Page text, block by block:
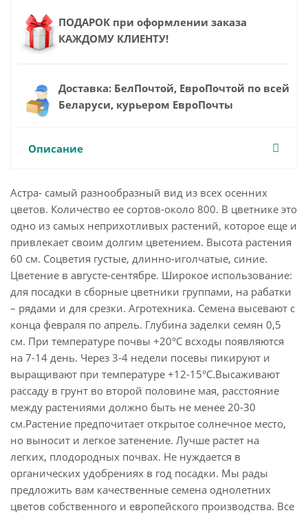
ПОДАРОК при оформлении заказа
КАЖДОМУ КЛИЕНТУ!
Доставка: БелПочтой, ЕвроПочтой по всей
Беларуси, курьером ЕвроПочты
Описание
Астра- самый разнообразный вид из всех осенних
цветов. Количество ее сортов-около 800. В цветнике это
одно из самых неприхотливых растений, которое еще и
привлекает своим долгим цветением. Высота растения
60 см. Соцветия густые, длинно-иголчатые, синие.
Цветение в августе-сентябре. Широкое использование:
для посадки в сборные цветники группами, на рабатки
– рядами и для срезки. Агротехника. Семена высевают с
конца февраля по апрель. Глубина заделки семян 0,5
см. При температуре почвы +20°C всходы появляются
на 7-14 день. Через 3-4 недели посевы пикируют и
выращивают при температуре +12-15°C.Высаживают
рассаду в грунт во второй половине мая, расстояние
между растениями должно быть не менее 20-30
см.Растение предпочитает открытое солнечное место,
но выносит и легкое затенение. Лучше растет на
легких, плодородных почвах. Не нуждается в
органических удобрениях в год посадки. Мы рады
предложить вам качественные семена однолетних
цветов собственного и европейского производства. Все